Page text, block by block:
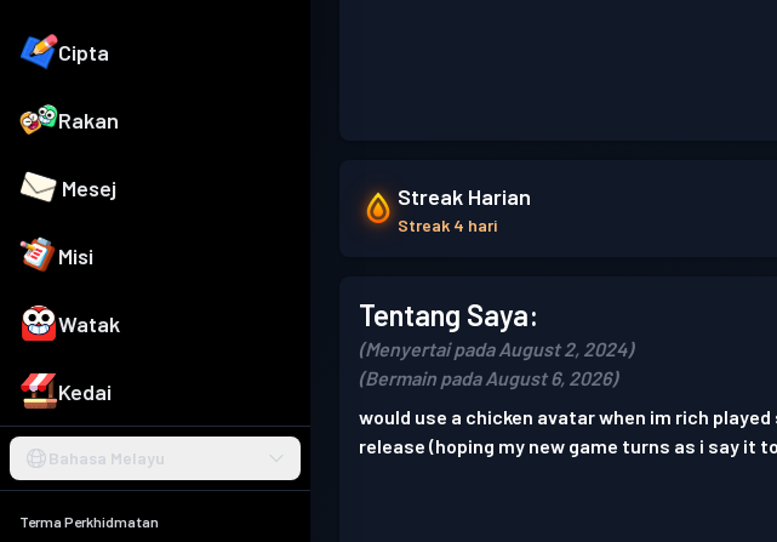
Cipta
Rakan
Mesej
Misi
Watak
Kedai
Bahasa Melayu
Terma Perkhidmatan
Streak Harian
Streak 4 hari
Tentang Saya:
(Menyertai pada August 2, 2024)
(Bermain pada August 6, 2026)
would use a chicken avatar when im rich
release (hoping my new game turns as i say it